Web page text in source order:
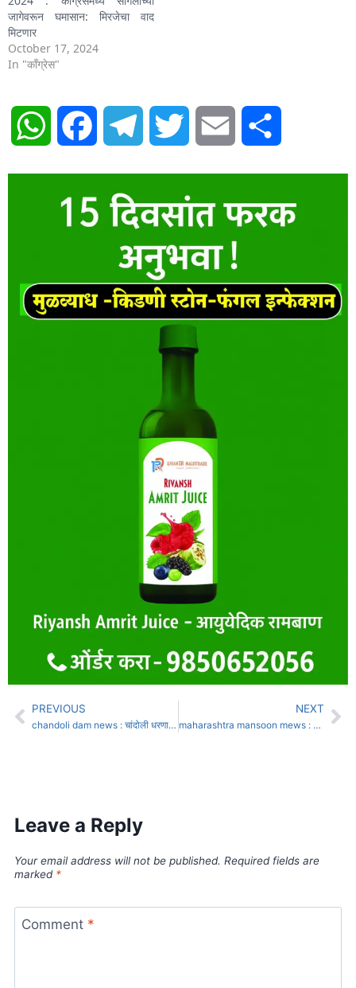
जागेवरून घमासान: मिरजेचा वाद
मिटणार
October 17, 2024
In "काँग्रेस"
WhatsAppFacebook Telegram Twitter Email
PREVIOUS
chandoli dam news : चांदोली धरणाचे दरवाजे उघडले… 4500 क्युसेक पाण्याचा विसर्ग सुरू……
NEXT
maharashtra mansoon mews : राज्यात मुसळधार पावसाचा इशारा; पुण्याच्या घाट परिसरात पुढील दोन दिवस ‘रेड अलर्ट’
Leave a Reply
Your email address will not be published. Required fields are
marked *
Comment *